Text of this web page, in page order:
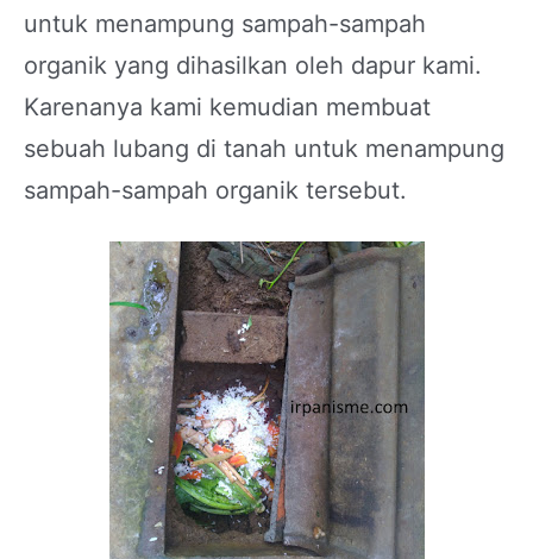
untuk menampung sampah-sampah
organik yang dihasilkan oleh dapur kami.
Karenanya kami kemudian membuat
sebuah lubang di tanah untuk menampung
sampah-sampah organik tersebut.